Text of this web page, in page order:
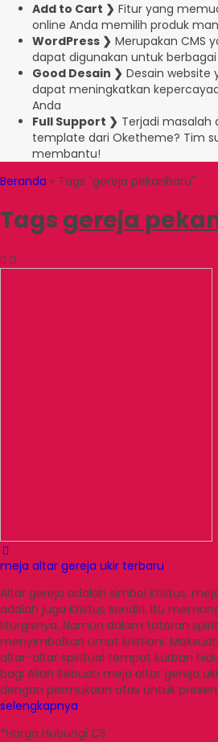
Add to Cart ❯ Fitur yang
online Anda memilih produk
WordPress ❯ Merupakan CMS
dapat digunakan untuk
Good Desain ❯ Desain website
dapat meningkatkan
Anda
Full Support ❯ Terjadi masalah
template dari Oketheme? Tim
membantu!
Beranda » Tags "gereja pekanbaru"
Tags gereja
meja altar gereja ukir terbaru
Altar gereja adalah simbol Kristus.
adalah juga Kristus sendiri. Itu
liturgisnya. Namun dalam tataran
menyimbolkan umat kristiani.
altar-altar spiritual tempat kurban
bagi Allah Sebuah meja altar gereja
dengan permukaan atas untuk
selengkapnya
*Harga Hubungi CS